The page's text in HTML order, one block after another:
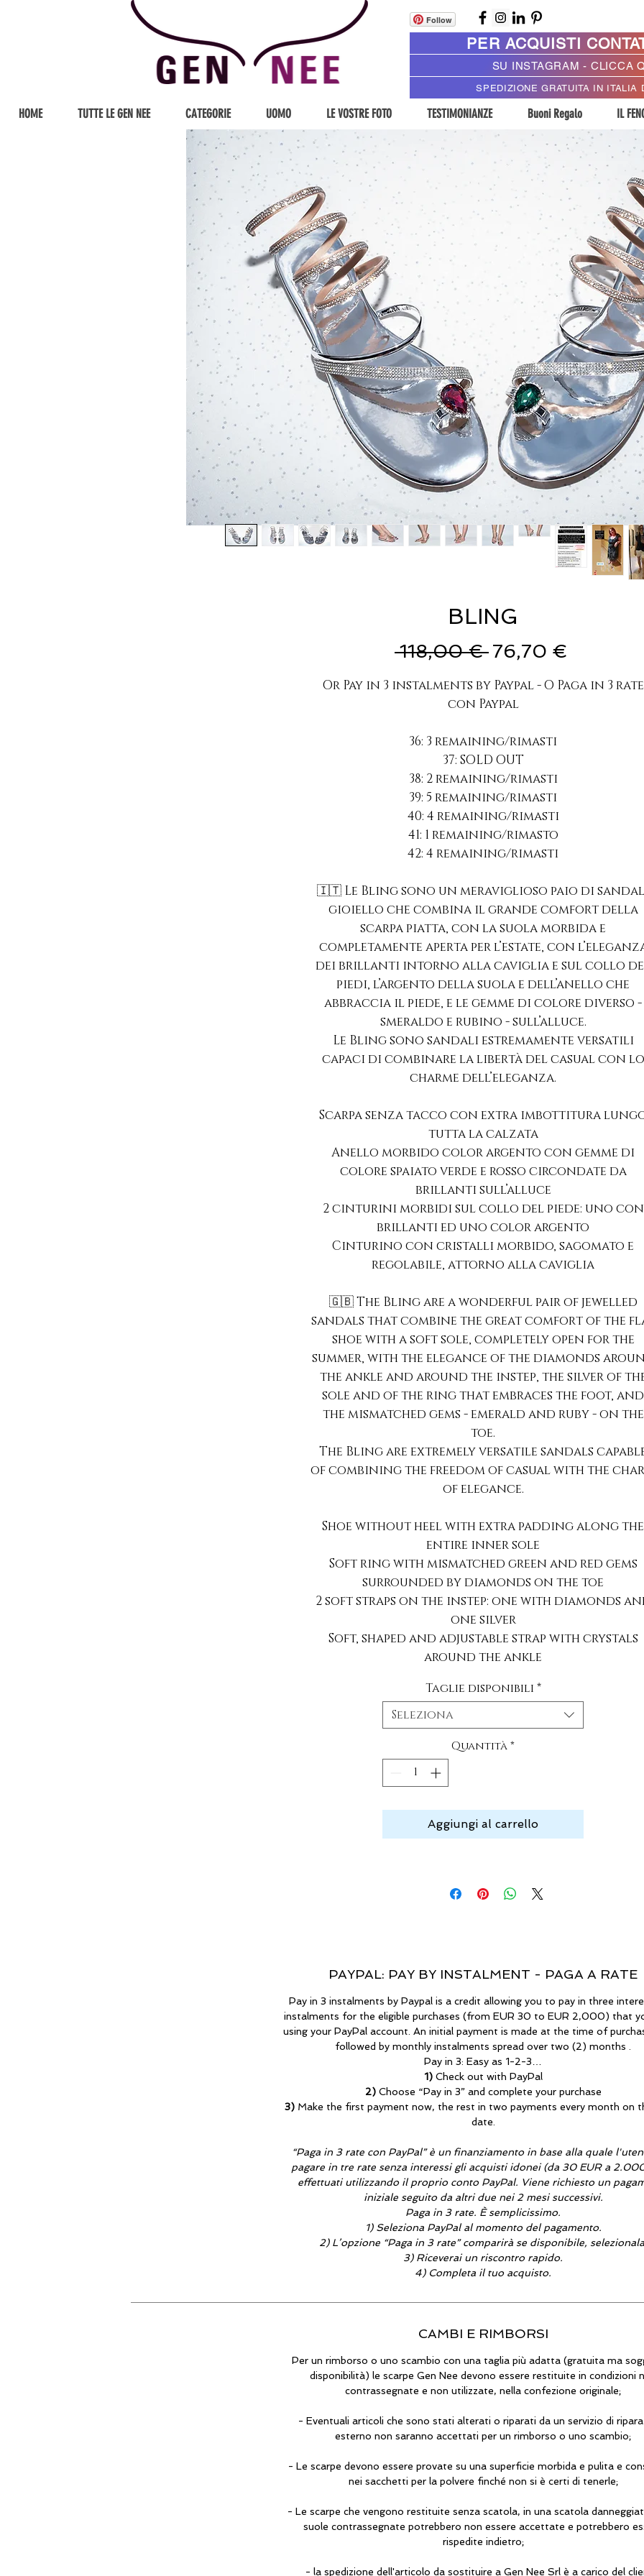
Follow
PER ACQUISTI
SU INSTAGRAM - CLICCA
SPEDIZIONE GRATUITA IN ITALIA
HOME TUTTE LE GEN NEE CATEGORIE UOMO LE VOSTRE FOTO TESTIMONIANZE Buoni Regalo IL
BLING
118,00 € Prezzo
76,70 €
Or Pay in 3 instalments by Paypal - O Paga in 3 rate
con Paypal
36: 3 remaining/rimasti
37: SOLD OUT
38: 2 remaining/rimasti
39: 5 remaining/rimasti
40: 4 remaining/rimasti
41: 1 remaining/rimasto
42: 4 remaining/rimasti
🇮🇹 Le Bling sono un meraviglioso paio di
gioiello che combina il grande comfort della
scarpa piatta, con la suola morbida e
completamente aperta per l’estate, con
dei brillanti intorno alla caviglia e sul collo
piedi, l’argento della suola e dell’anello che
abbraccia il piede, e le gemme di colore diverso -
smeraldo e rubino - sull’alluce.
Le Bling sono sandali estremamente versatili
capaci di combinare la libertà del casual con lo
charme dell’eleganza.
Scarpa senza tacco con extra imbottitura
tutta la calzata
Anello morbido color argento con gemme di
colore spaiato verde e rosso circondate da
brillanti sull’alluce
2 cinturini morbidi sul collo del piede: uno con
brillanti ed uno color argento
Cinturino con cristalli morbido, sagomato e
regolabile, attorno alla caviglia
🇬🇧 The Bling are a wonderful pair of jewelled
sandals that combine the great comfort of the
shoe with a soft sole, completely open for the
summer, with the elegance of the diamonds
the ankle and around the instep, the silver of
sole and of the ring that embraces the foot, and
the mismatched gems - emerald and ruby ​​- on the
toe.
The Bling are extremely versatile sandals
of combining the freedom of casual with the
of elegance.
Shoe without heel with extra padding along the
entire inner sole
Soft ring with mismatched green and red gems
surrounded by diamonds on the toe
2 soft straps on the instep: one with diamonds
one silver
Soft, shaped and adjustable strap with crystals
around the ankle
Taglie disponibili *
Seleziona
Quantità*
Aggiungi al carrello
PAYPAL: PAY BY INSTALMENT - PAGA A RATE
Pay in 3 instalments by Paypal is a credit allowing you to pay in three
instalments for the eligible purchases (from EUR 30 to EUR 2,000) that
using your PayPal account. An initial payment is made at the time of
followed by monthly instalments spread over two (2) months .
Pay in 3: Easy as 1-2-3…
1) Check out with PayPal
2) Choose “Pay in 3” and complete your purchase
3) Make the first payment now, the rest in two payments every month on
date.
“Paga in 3 rate con PayPal” è un finanziamento in base alla quale
pagare in tre rate senza interessi gli acquisti idonei (da 30 EUR a
effettuati utilizzando il proprio conto PayPal. Viene richiesto un
iniziale seguito da altri due nei 2 mesi successivi.
Paga in 3 rate. È semplicissimo.
1) Seleziona PayPal al momento del pagamento.
2) L’opzione “Paga in 3 rate” comparirà se disponibile,
3) Riceverai un riscontro rapido.
4) Completa il tuo acquisto.
CAMBI E RIMBORSI
Per un rimborso o uno scambio con una taglia più adatta (gratuita ma
disponibilità) le scarpe Gen Nee devono essere restituite in condizioni
contrassegnate e non utilizzate, nella confezione originale;
- Eventuali articoli che sono stati alterati o riparati da un servizio di
esterno non saranno accettati per un rimborso o uno scambio;
- Le scarpe devono essere provate su una superficie morbida e pulita e
nei sacchetti per la polvere finché non si è certi di tenerle;
- Le scarpe che vengono restituite senza scatola, in una scatola
suole contrassegnate potrebbero non essere accettate e potrebbero
rispedite indietro;
- la spedizione dell'articolo da sostituire a Gen Nee Srl è a carico del